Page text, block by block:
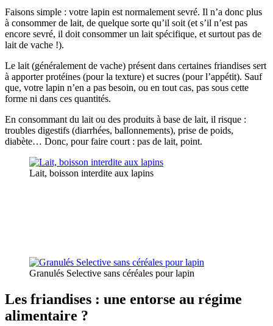
Faisons simple : votre lapin est normalement sevré. Il n’a donc plus
à consommer de lait, de quelque sorte qu’il soit (et s’il n’est pas
encore sevré, il doit consommer un lait spécifique, et surtout pas de
lait de vache !).
Le lait (généralement de vache) présent dans certaines friandises sert
à apporter protéines (pour la texture) et sucres (pour l’appétit). Sauf
que, votre lapin n’en a pas besoin, ou en tout cas, pas sous cette
forme ni dans ces quantités.
En consommant du lait ou des produits à base de lait, il risque :
troubles digestifs (diarrhées, ballonnements), prise de poids,
diabète… Donc, pour faire court : pas de lait, point.
Lait, boisson interdite aux lapins
Granulés Selective sans céréales pour lapin
Les friandises : une entorse au régime
alimentaire ?